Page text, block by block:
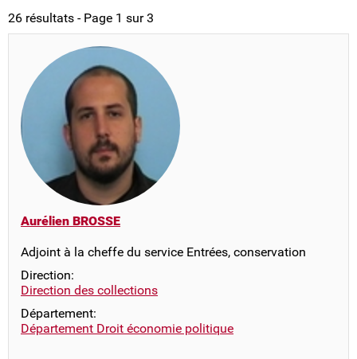
26 résultats - Page 1 sur 3
Aurélien BROSSE
Adjoint à la cheffe du service Entrées, conservation
Direction:
Direction des collections
Département:
Département Droit économie politique